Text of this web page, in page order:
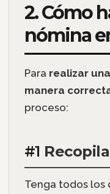
2. Cómo
nómina
Para realizar
manera
proceso:
#1
Tenga todos los